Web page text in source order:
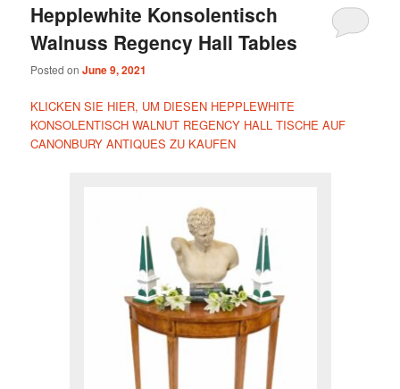
Hepplewhite Konsolentisch
Walnuss Regency Hall Tables
Posted onJune 9, 2021
KLICKEN SIE HIER, UM DIESEN HEPPLEWHITE
KONSOLENTISCH WALNUT REGENCY HALL TISCHE AUF
CANONBURY ANTIQUES ZU KAUFEN